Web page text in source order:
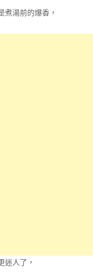
煮湯前的爆香，
迷人了，